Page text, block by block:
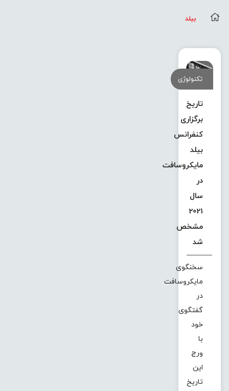
بیلد
تکنولوژی
تاریخ
برگزاری
کنفرانس
بیلد
مایکروسافت
در
سال
2021
مشخص
شد
سخنگوی
مایکروسافت
در
گفتگوی
خود
با
ورج
این
تاریخ